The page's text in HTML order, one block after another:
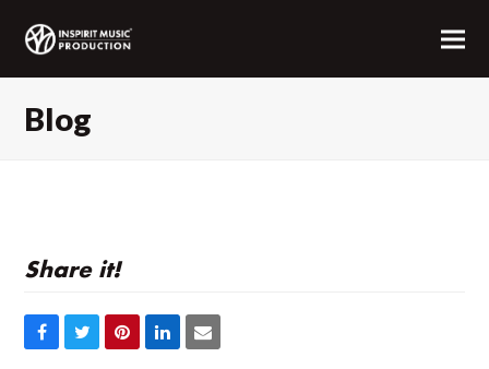
Blog
Share it!
Auf
Auf
Auf
Auf
Share